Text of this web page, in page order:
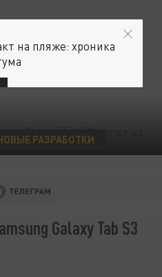
РАЗРАБОТКИ
Galaxy Tab S3
на пляже: хроника